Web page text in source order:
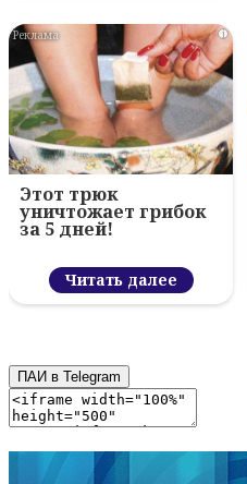
i
Этот трюк
уничтожает грибок
за 5 дней!
Читать далее
ПАИ в Telegram